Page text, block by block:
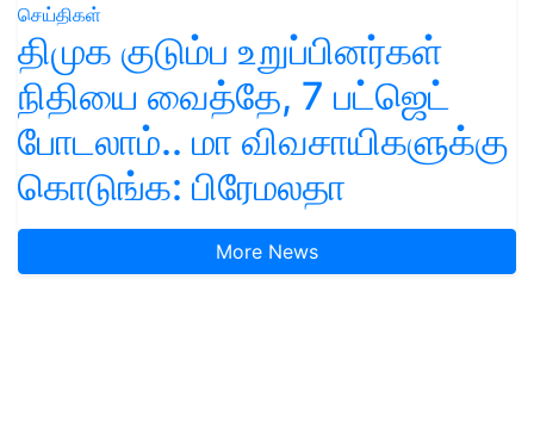
செய்திகள்
திமுக குடும்ப உறுப்பினர்கள்
நிதியை வைத்தே, 7 பட்ஜெட்
போடலாம்.. மா விவசாயிகளுக்கு
கொடுங்க: பிரேமலதா
More News